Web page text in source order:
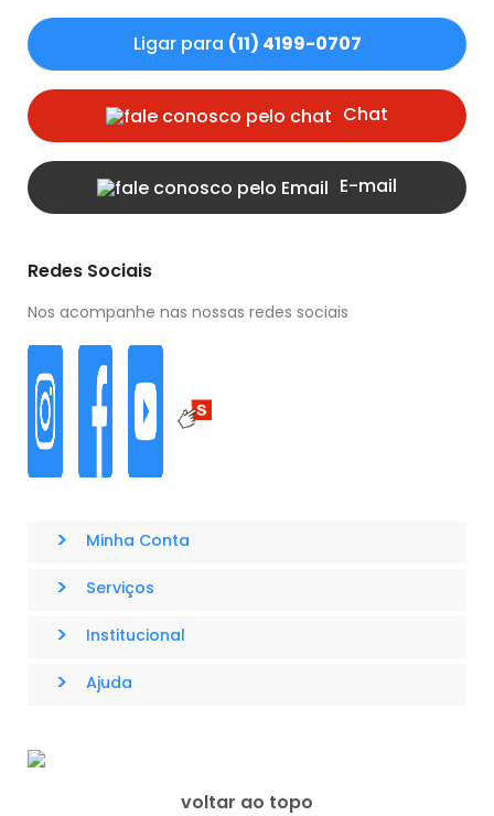
Ligar para (11) 4199-0707
Chat
E-mail
Redes Sociais
Nos acompanhe nas nossas redes sociais
> Minha Conta
> Serviços
> Institucional
> Ajuda
voltar ao topo